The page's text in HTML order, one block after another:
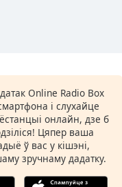
Online Radio Box
і слухайце
онлайн, дзе б
Цяпер ваша
ў вас у кішэні,
зручнаму дадатку.